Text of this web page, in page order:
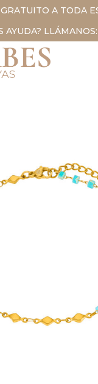
A TODA
AYUDA?